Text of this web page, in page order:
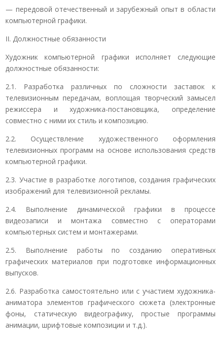
— передовой отечественный и зарубежный опыт в области
компьютерной графики.
II. Должностные обязанности
Художник компьютерной графики исполняет следующие
должностные обязанности:
2.1. Разработка различных по сложности заставок к
телевизионным передачам, воплощая творческий замысел
режиссера и художника-постановщика, определение
совместно с ними их стиль и композицию.
2.2. Осуществление художественного оформления
телевизионных программ на основе использования средств
компьютерной графики.
2.3. Участие в разработке логотипов, создания графических
изображений для телевизионной рекламы.
2.4. Выполнение динамической графики в процессе
видеозаписи и монтажа совместно с операторами
компьютерных систем и монтажерами.
2.5. Выполнение работы по созданию оперативных
графических материалов при подготовке информационных
выпусков.
2.6. Разработка самостоятельно или с участием художника-
аниматора элементов графического сюжета (электронные
фоны, статическую видеографику, простые программы
анимации, шрифтовые композиции и т.д.).